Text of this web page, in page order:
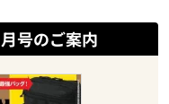
号のご案内